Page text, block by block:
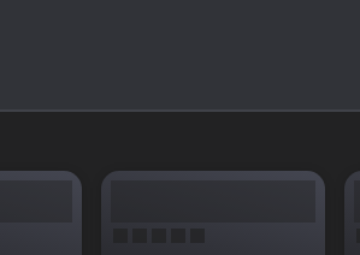
sezon başında 4510 UC almak en ekonomik yol.